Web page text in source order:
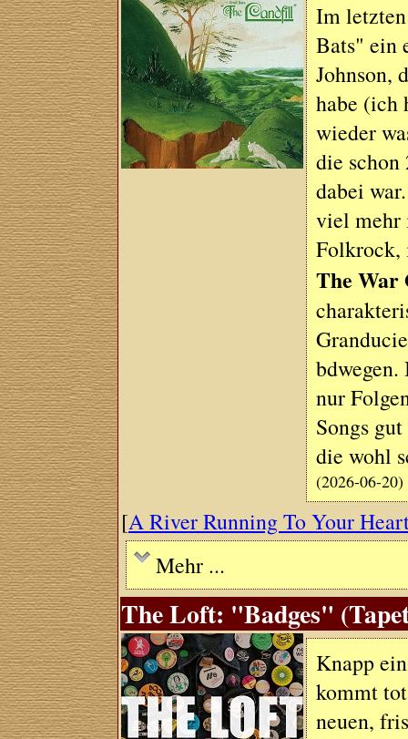
Im
Bats" ein
Johnson,
habe (ich
wieder
die
dabei
viel mehr
Folkrock,
The War
nur
Songs
die wohl
(2026-06-20)
[A River Running To Your
Mehr ...
The Loft: "Badges"
Knapp
kommt
neuen,